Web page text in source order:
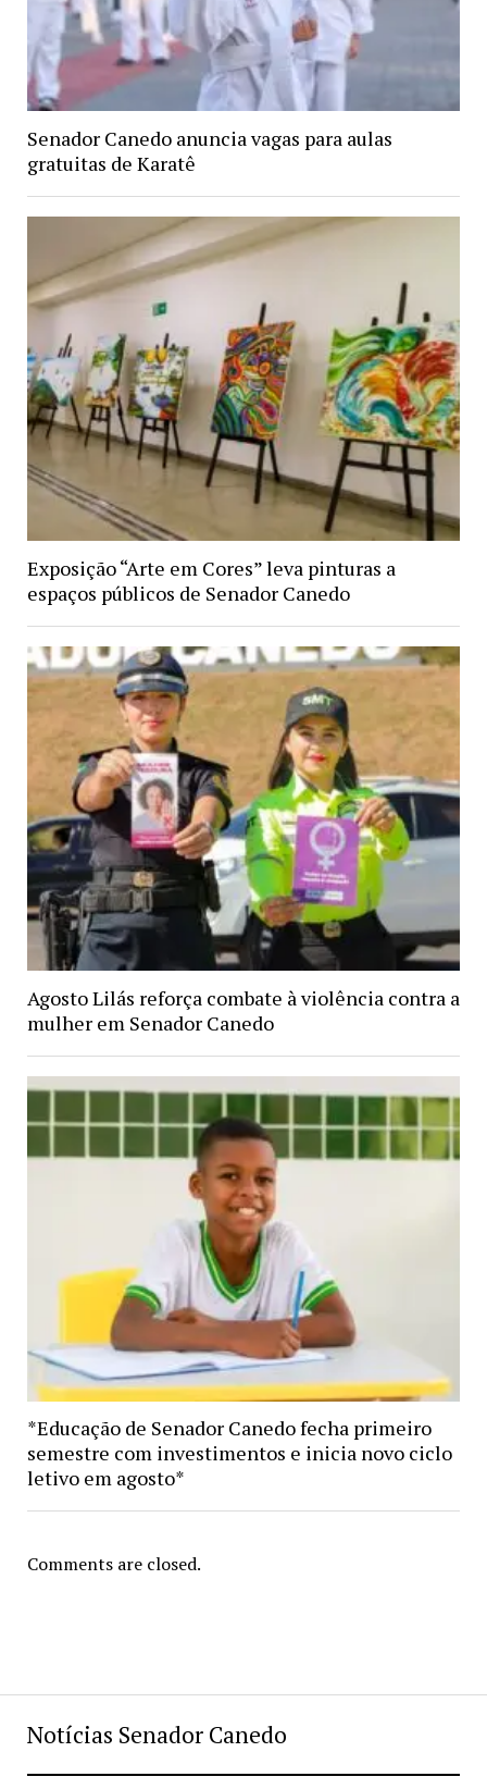
Notícias Senador Canedo
Senador Canedo anuncia vagas para aulas
gratuitas de Karatê
Exposição “Arte em Cores” leva pinturas a
espaços públicos de Senador Canedo
Agosto Lilás reforça combate à violência contra a
mulher em Senador Canedo
*Educação de Senador Canedo fecha primeiro
semestre com investimentos e inicia novo ciclo
letivo em agosto*
Comments are closed.